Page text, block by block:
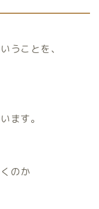
うことを、
ます。
のか